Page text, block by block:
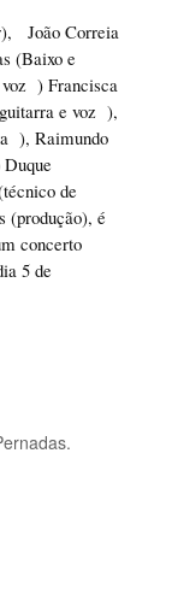
João Correia
(Baixo e
) Francisca
e voz ),
), Raimundo
de
(produção), é
concerto
5 de